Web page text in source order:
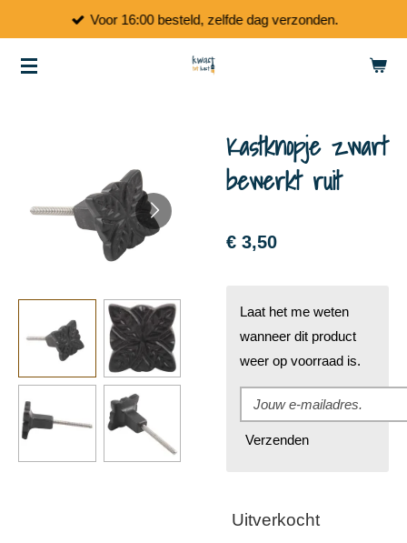
naar
Voor 16:00 besteld, zelfde dag verzonden.
Kastknopje zwart
bewerkt ruit
€ 3,50
Laat het me weten
wanneer dit product
weer op voorraad is.
Verzenden
Uitverkocht